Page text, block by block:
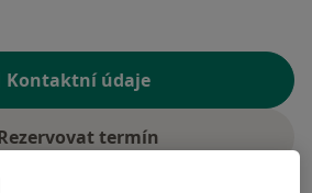
Kontaktní údaje
termín